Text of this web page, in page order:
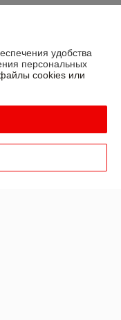
удобства
персональных
cookies или